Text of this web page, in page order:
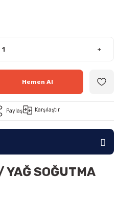
+
Hemen Al
Paylaş Karşılaştır
YAĞ SOĞUTMA